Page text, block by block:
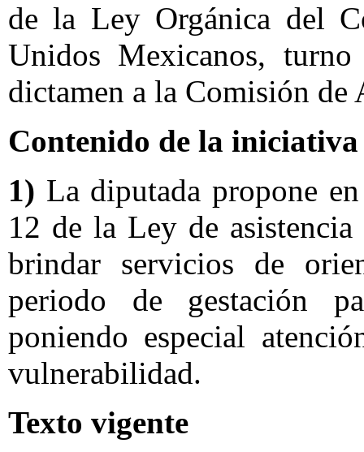
de la Ley Orgánica del
Unidos Mexicanos,
dictamen a la Comisión de
Contenido de la iniciativa
1) La diputada propone
12 de la Ley de
brindar servicios de
periodo de gestación
poniendo especial
vulnerabilidad.
Texto vigente